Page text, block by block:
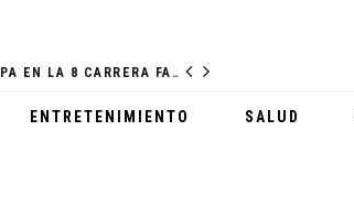
PARTICIPA EN LA 8 CARRERA FAMILIAR MCDONALD’S
ENTRETENIMIENTO SALUD